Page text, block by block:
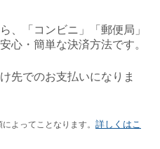
、「コンビニ」「郵便局」
心・簡単な決済方法です。
先でのお支払いになりま
よってことなります。 詳しくはこ